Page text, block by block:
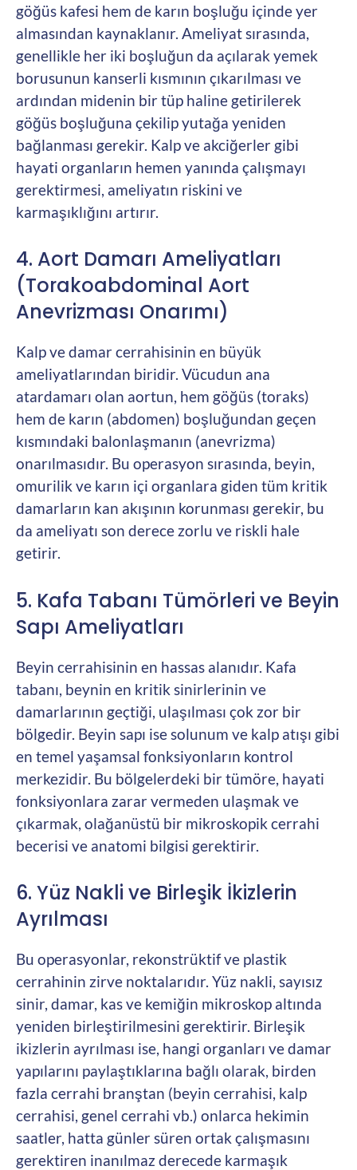
göğüs kafesi hem de karın boşluğu içinde yer
almasından kaynaklanır. Ameliyat sırasında,
genellikle her iki boşluğun da açılarak yemek
borusunun kanserli kısmının çıkarılması ve
ardından midenin bir tüp haline getirilerek
göğüs boşluğuna çekilip yutağa yeniden
bağlanması gerekir. Kalp ve akciğerler gibi
hayati organların hemen yanında çalışmayı
gerektirmesi, ameliyatın riskini ve
karmaşıklığını artırır.
4. Aort Damarı Ameliyatları
(Torakoabdominal Aort
Anevrizması Onarımı)
Kalp ve damar cerrahisinin en büyük
ameliyatlarından biridir. Vücudun ana
atardamarı olan aortun, hem göğüs (toraks)
hem de karın (abdomen) boşluğundan geçen
kısmındaki balonlaşmanın (anevrizma)
onarılmasıdır. Bu operasyon sırasında, beyin,
omurilik ve karın içi organlara giden tüm kritik
damarların kan akışının korunması gerekir, bu
da ameliyatı son derece zorlu ve riskli hale
getirir.
5. Kafa Tabanı Tümörleri ve Beyin
Sapı Ameliyatları
Beyin cerrahisinin en hassas alanıdır. Kafa
tabanı, beynin en kritik sinirlerinin ve
damarlarının geçtiği, ulaşılması çok zor bir
bölgedir. Beyin sapı ise solunum ve kalp atışı gibi
en temel yaşamsal fonksiyonların kontrol
merkezidir. Bu bölgelerdeki bir tümöre, hayati
fonksiyonlara zarar vermeden ulaşmak ve
çıkarmak, olağanüstü bir mikroskopik cerrahi
becerisi ve anatomi bilgisi gerektirir.
6. Yüz Nakli ve Birleşik İkizlerin
Ayrılması
Bu operasyonlar, rekonstrüktif ve plastik
cerrahinin zirve noktalarıdır. Yüz nakli, sayısız
sinir, damar, kas ve kemiğin mikroskop altında
yeniden birleştirilmesini gerektirir. Birleşik
ikizlerin ayrılması ise, hangi organları ve damar
yapılarını paylaştıklarına bağlı olarak, birden
fazla cerrahi branştan (beyin cerrahisi, kalp
cerrahisi, genel cerrahi vb.) onlarca hekimin
saatler, hatta günler süren ortak çalışmasını
gerektiren inanılmaz derecede karmaşık